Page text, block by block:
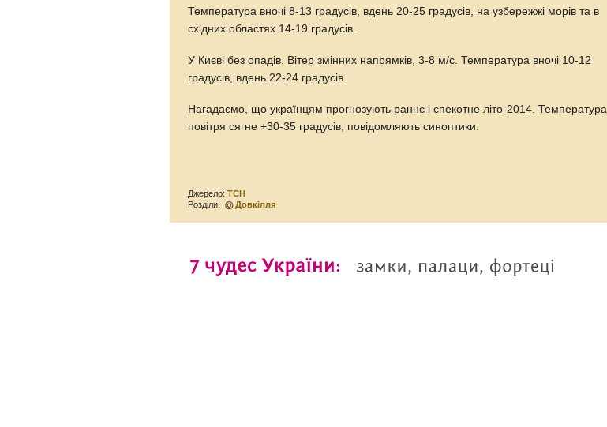
Температура вночі 8-13 градусів, вдень 20-25 градусів, на узбережжі морів та в
східних областях 14-19 градусів.
У Києві без опадів. Вітер змінних напрямків, 3-8 м/с. Температура вночі 10-12
градусів, вдень 22-24 градусів.
Нагадаємо, що українцям прогнозують раннє і спекотне літо-2014. Температура
повітря сягне +30-35 градусів, повідомляють синоптики.
Джерело:ТСН
Розділи:
Довкілля